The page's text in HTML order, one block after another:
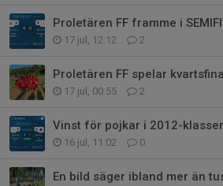
Proletären FF framme i
17 jul, 12:12 2
Proletären FF spelar
17 jul, 00:55 2
Vinst för pojkar i 2012-
16 jul, 11:02 0
En bild säger ibland mer än